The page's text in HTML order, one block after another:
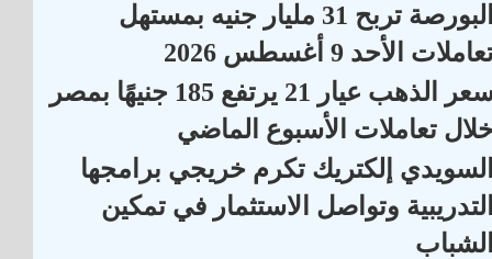
البورصة تربح 31 مليار جنيه بمستهل
الأحد 9 أغسطس 2026
سعر الذهب عيار 21 يرتفع 185 جنيهًا بمصر
تعاملات الأسبوع الماضي
إلكتريك تكرم خريجي برامجها
وتواصل الاستثمار في تمكين